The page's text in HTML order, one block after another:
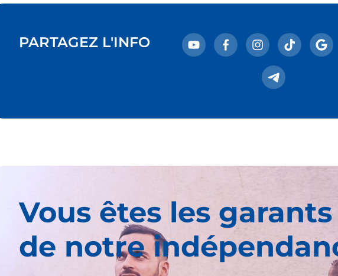
PARTAGEZ L'INFO
Vous êtes les garants
de notre